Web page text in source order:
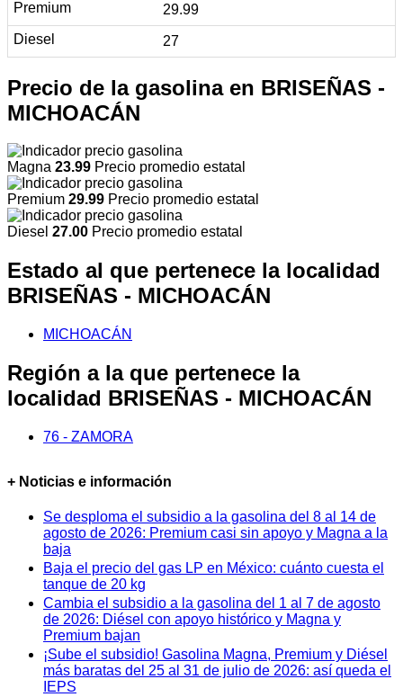
29.99
27
Precio de la gasolina en BRISEÑAS -
MICHOACÁN
Magna 23.99 Precio promedio estatal
Premium 29.99 Precio promedio estatal
Diesel 27.00 Precio promedio estatal
Estado al que pertenece la localidad
BRISEÑAS - MICHOACÁN
MICHOACÁN
Región a la que pertenece la
localidad BRISEÑAS - MICHOACÁN
76 - ZAMORA
+ Noticias e información
Se desploma el subsidio a la gasolina del 8 al 14 de
agosto de 2026: Premium casi sin apoyo y Magna a la
baja
Baja el precio del gas LP en México: cuánto cuesta el
tanque de 20 kg
Cambia el subsidio a la gasolina del 1 al 7 de agosto
de 2026: Diésel con apoyo histórico y Magna y
Premium bajan
¡Sube el subsidio! Gasolina Magna, Premium y Diésel
más baratas del 25 al 31 de julio de 2026: así queda el
IEPS